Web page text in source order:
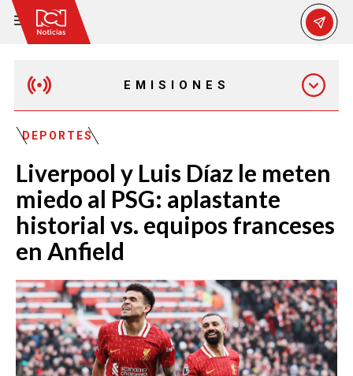
EMISIONES
EMISIÓN 7:00 PM
DEPORTES
Liverpool y Luis Díaz le meten
miedo al PSG: aplastante
historial vs. equipos franceses
en Anfield